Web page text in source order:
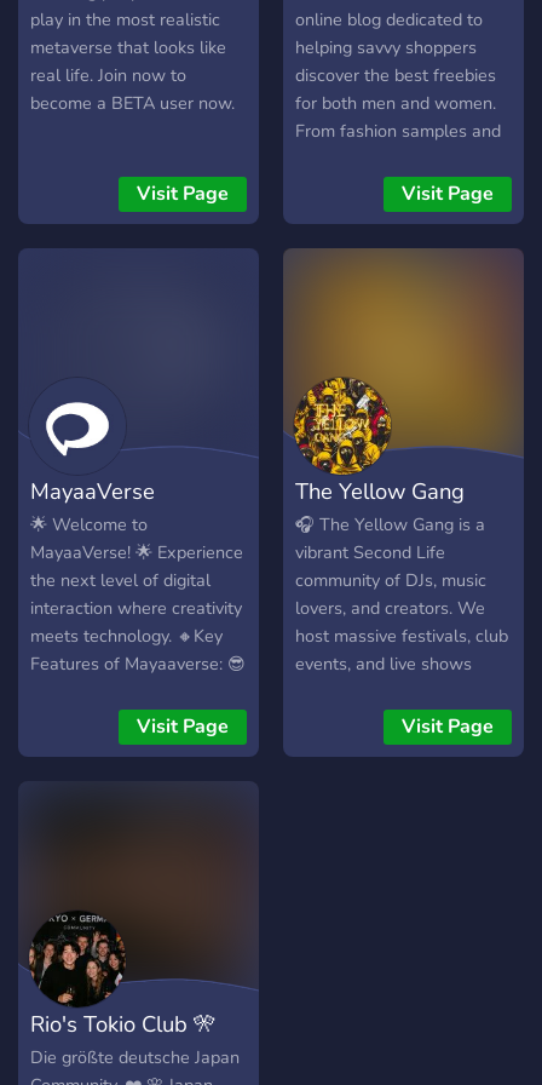
ask for travel or commuting
advice.
play in the most realistic
metaverse that looks like
real life. Join now to
become a BETA user now.
Visit Page
online blog dedicated to
helping savvy shoppers
discover the best freebies
for both men and women.
From fashion samples and
goodies and limited-time
offers, FleekBuzz curates a
wide range of deals that
giveaways, the blog serves
as a go-to destination for
anyone who loves scoring
high-quality free finds
without the hassle.
Visit Page
MayaaVerse
🌟 Welcome to
MayaaVerse! 🌟 Experience
the next level of digital
interaction where creativity
meets technology. 🔸Key
Features of Mayaaverse: 😎
Create and personalize
your avatars to represent
gatherings and concerts. 💵
💱 Trade and Commerce:
Buy, sell, and trade digital
assets seamlessly within
the platform . 👥👥
Community Building:
Visit Page
The Yellow Gang
🎧 The Yellow Gang is a
vibrant Second Life
community of DJs, music
lovers, and creators. We
host massive festivals, club
events, and live shows
people through music, fun,
and creativity! Join the
Visit Page
Rio's Tokio Club 🎌
Die größte deutsche Japan